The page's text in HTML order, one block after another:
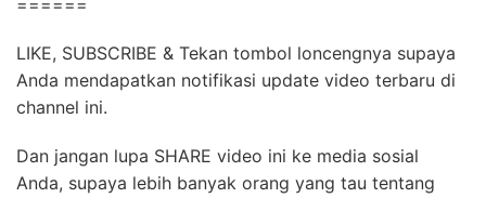
======
LIKE, SUBSCRIBE & Tekan tombol loncengnya supaya
Anda mendapatkan notifikasi update video terbaru di
channel ini.
Dan jangan lupa SHARE video ini ke media sosial
Anda, supaya lebih banyak orang yang tau tentang